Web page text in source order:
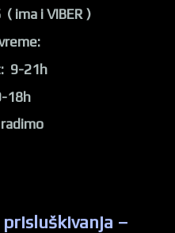
ima i VIBER )
9-21h
18h
–